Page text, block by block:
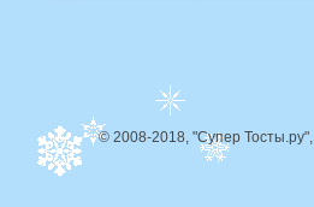
© 2008-2018, "Супер Тосты.ру",